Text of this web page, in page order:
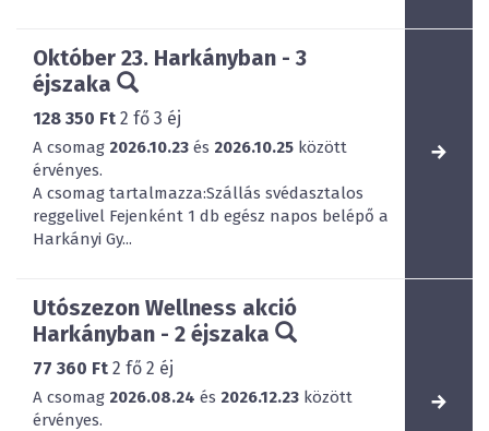
Október 23. Harkányban - 3
éjszaka
128 350 Ft 2 fő 3 éj
A csomag 2026.10.23 és 2026.10.25 között
érvényes.
A csomag tartalmazza:Szállás svédasztalos
reggelivel Fejenként 1 db egész napos belépő a
Harkányi Gy...
Utószezon Wellness akció
Harkányban - 2 éjszaka
77 360 Ft 2 fő 2 éj
A csomag 2026.08.24 és 2026.12.23 között
érvényes.